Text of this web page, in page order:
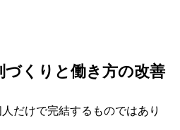
づくりと働き方の改善
だけで完結するものではあり